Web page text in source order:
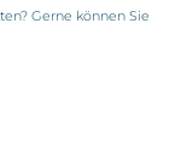
Gerne können Sie